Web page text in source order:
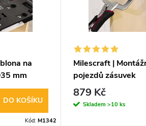
na
mm
DO KOŠÍKU
Kód: M1342
Milescraft |
pojezdů zásuvek
879 Kč
Skladem >10 ks